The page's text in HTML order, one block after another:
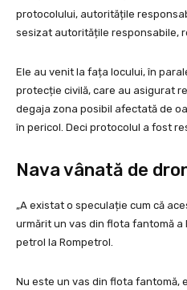
protocolului, autoritățile
sesizat autoritățile responsabile,
Ele au venit la fața locului, în
protecție civilă, care au asigurat
degaja zona posibil afectată de
în pericol. Deci protocolul a fost
Nava vânată de
„A existat o speculație cum că
urmărit un vas din flota fantomă a
petrol la Rompetrol.
Nu este un vas din flota fantomă,